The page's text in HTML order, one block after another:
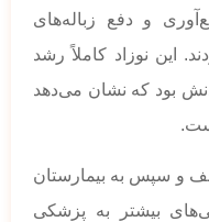
و دفع زباله‌های
این نوزاد کاملاً رشد
بود که نشان می‌دهد
کشف و سپس به بیمارستان
بیشتر به پزشکی